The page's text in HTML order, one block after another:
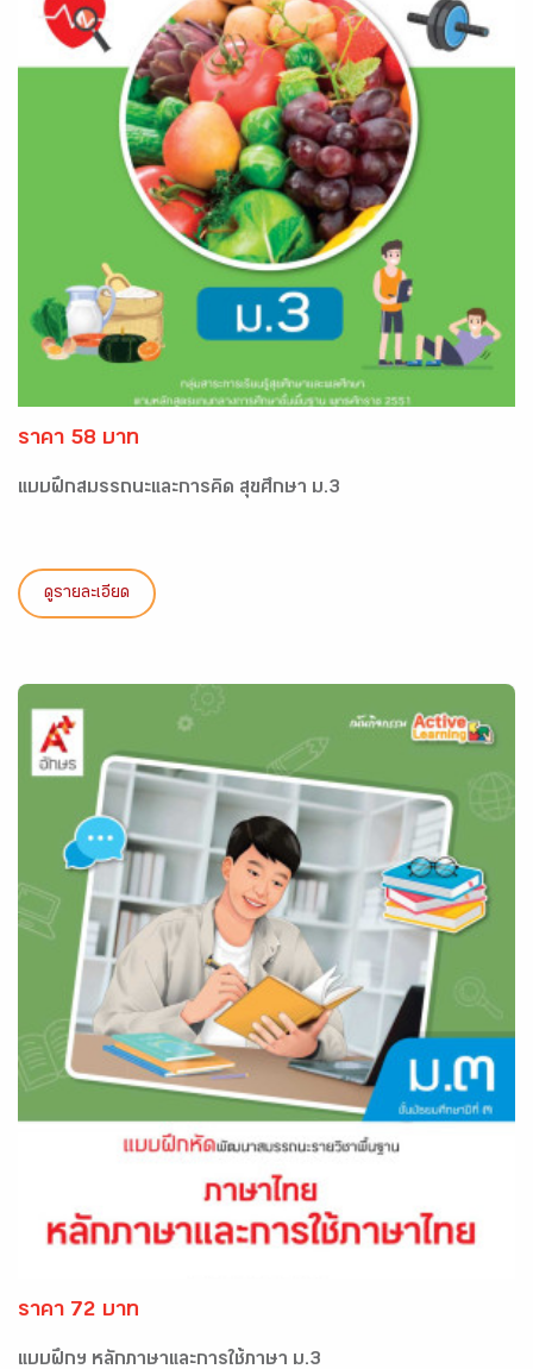
ราคา 58 บาท
แบบฝึกสมรรถนะและการคิด สุขศึกษา ม.3
ดูรายละเอียด
ราคา 72 บาท
แบบฝึกฯ หลักภาษาและการใช้ภาษา ม.3